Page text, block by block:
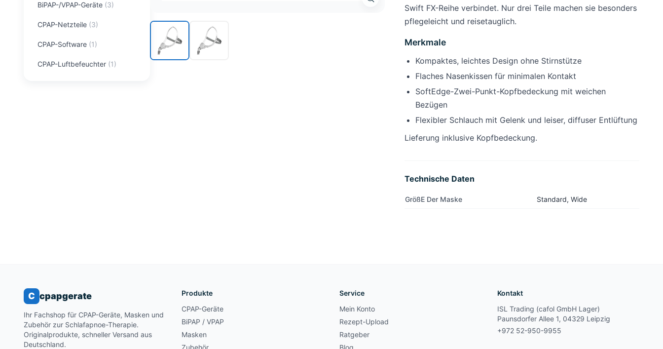
BiPAP-/VPAP-Geräte (3)
CPAP-Netzteile (3)
CPAP-Software (1)
CPAP-Luftbefeuchter (1)
Swift FX-Reihe verbindet. Nur drei Teile machen sie besonders
pflegeleicht und reisetauglich.
Merkmale
Kompaktes, leichtes Design ohne Stirnstütze
Flaches Nasenkissen für minimalen Kontakt
SoftEdge-Zwei-Punkt-Kopfbedeckung mit weichen
Bezügen
Flexibler Schlauch mit Gelenk und leiser, diffuser Entlüftung
Lieferung inklusive Kopfbedeckung.
Technische Daten
GrößE Der Maske Standard, Wide
C cpapgerate
Ihr Fachshop für CPAP-Geräte, Masken und
Zubehör zur Schlafapnoe-Therapie.
Originalprodukte, schneller Versand aus
Deutschland.
Produkte
CPAP-Geräte
BiPAP / VPAP
Masken
Service
Mein Konto
Rezept-Upload
Ratgeber
Kontakt
ISL Trading (cafol GmbH Lager)
Paunsdorfer Allee 1, 04329 Leipzig
+972 52-950-9955